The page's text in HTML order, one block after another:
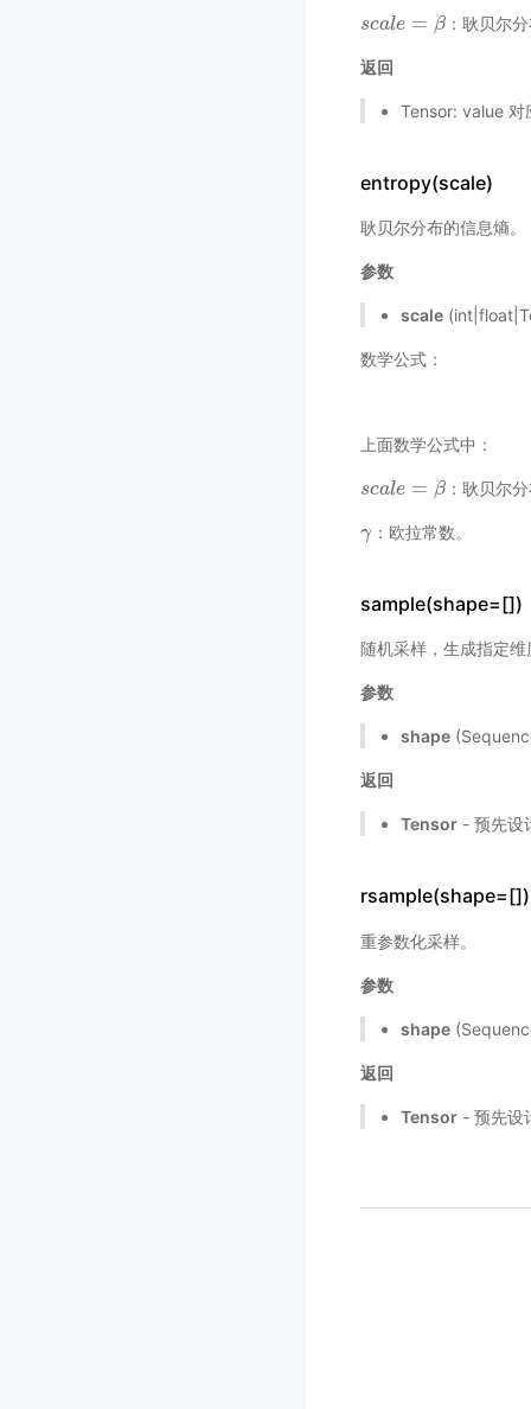
scale = β
scale= β ：耿贝尔
返回
Tensor: value 对
entropy(scale)
耿贝尔分布的信息熵。
参数
scale
数学公式：
上面数学公式中：
scale = β
scale= β ：耿贝尔
γ
γ：欧拉常数。
sample(shape=[])
随机采样，生成指定
参数
shape
返回
Tensor - 预先设
rsample(shape=[])
重参数化采样。
参数
shape
返回
Tensor - 预先设